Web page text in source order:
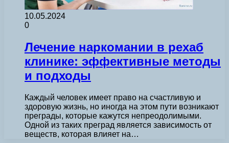
10.05.2024
0
Лечение наркомании в рехаб
клинике: эффективные методы
и подходы
Каждый человек имеет право на счастливую и
здоровую жизнь, но иногда на этом пути возникают
преграды, которые кажутся непреодолимыми.
Одной из таких преград является зависимость от
веществ, которая влияет на…